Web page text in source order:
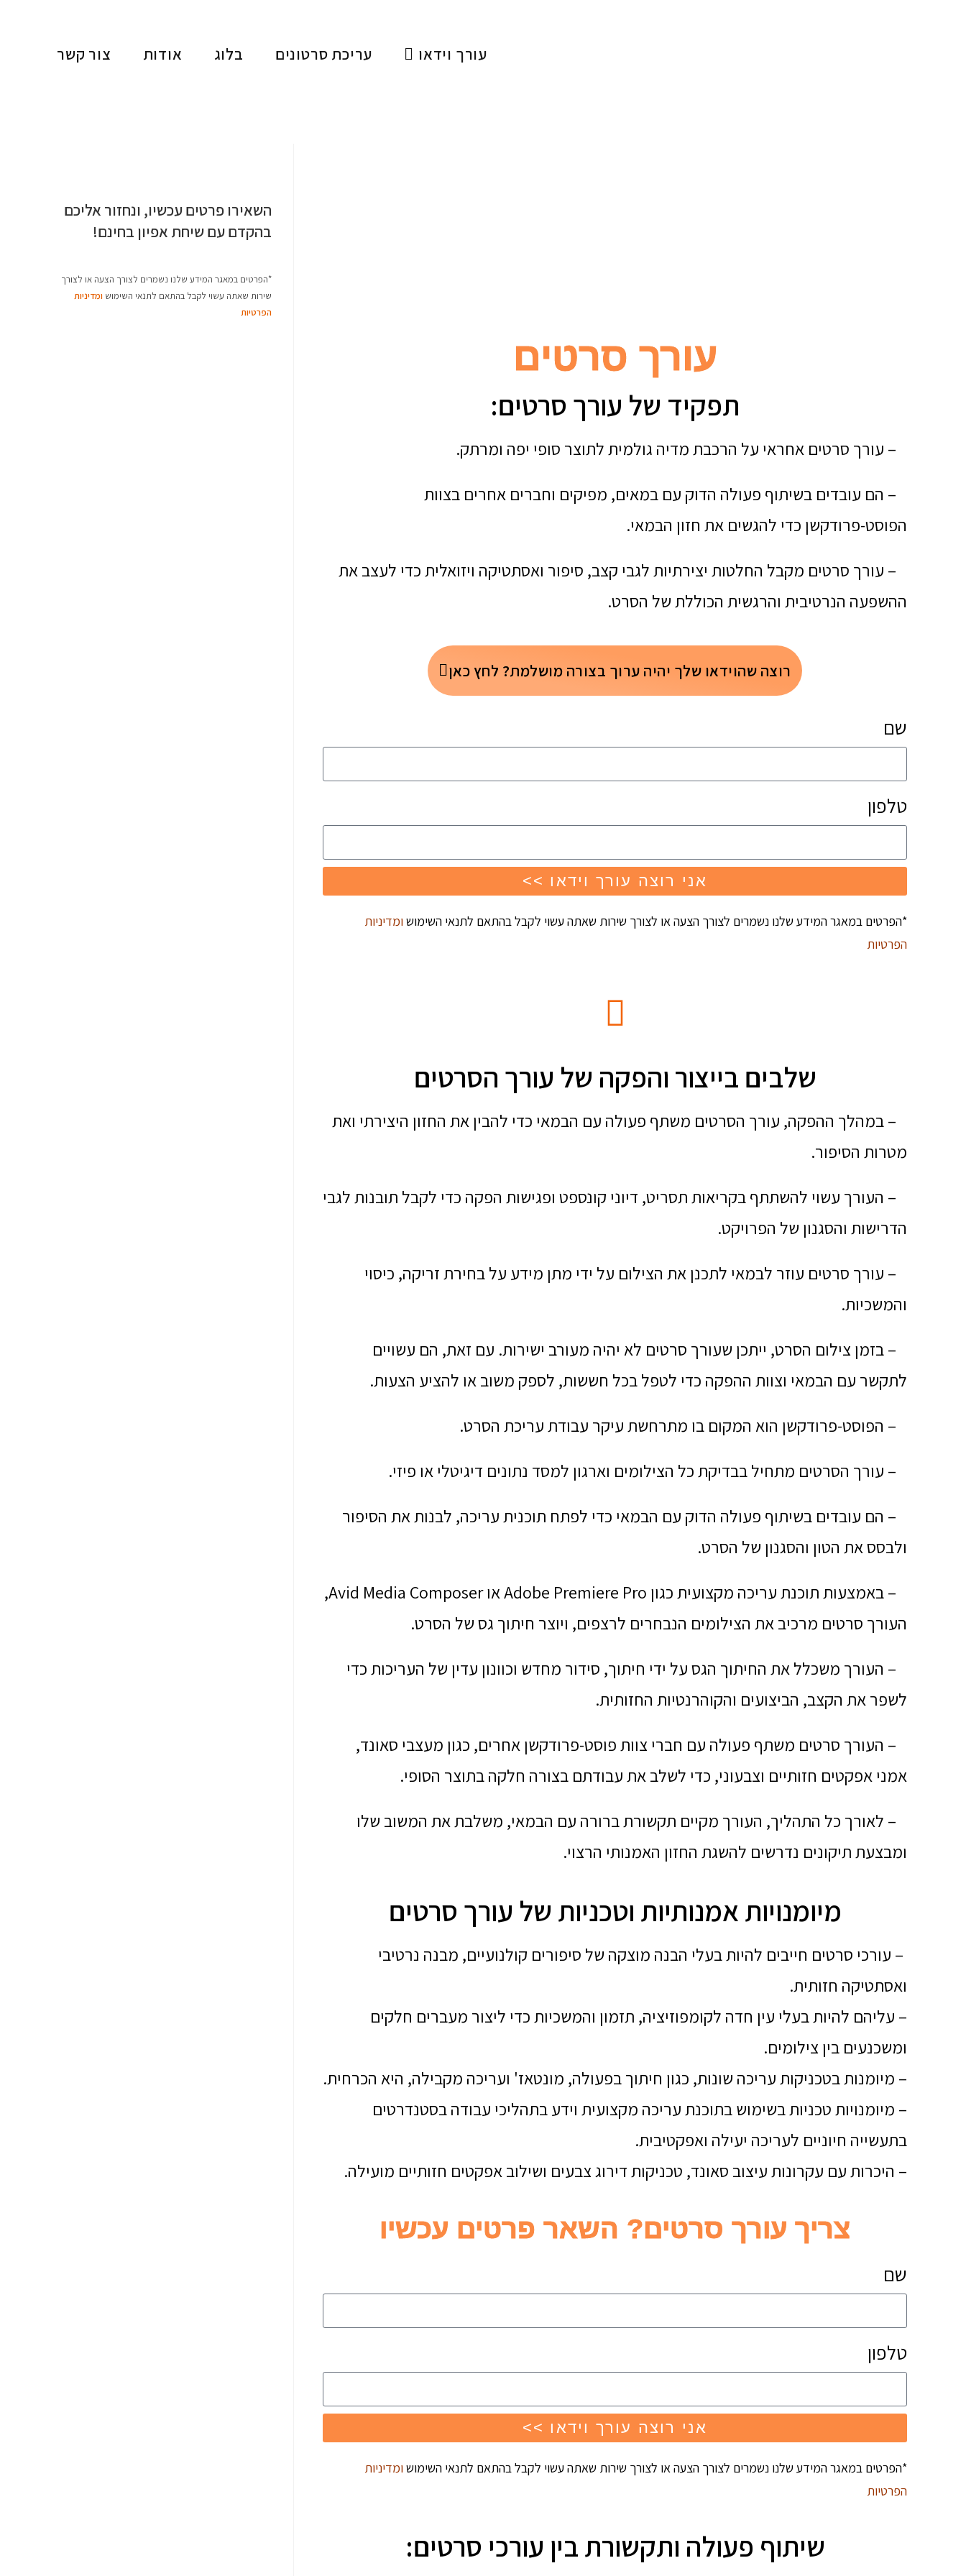
עורך וידאו עריכת סרטונים בלוג אודות צור קשר
עורך סרטים
תפקיד של עורך סרטים:
– עורך סרטים אחראי על הרכבת מדיה גולמית לתוצר סופי יפה ומרתק.
– הם עובדים בשיתוף פעולה הדוק עם במאים, מפיקים וחברים אחרים בצוות
הפוסט-פרודקשן כדי להגשים את חזון הבמאי.
– עורך סרטים מקבל החלטות יצירתיות לגבי קצב, סיפור ואסתטיקה ויזואלית כדי לעצב את
ההשפעה הנרטיבית והרגשית הכוללת של הסרט.
רוצה שהוידאו שלך יהיה ערוך בצורה מושלמת? לחץ כאן
שם
טלפון
אני רוצה עורך וידאו >>
*הפרטים במאגר המידע שלנו נשמרים לצורך הצעה או לצורך שירות שאתה עשוי לקבל בהתאם לתנאי השימושומדיניות
הפרטיות
שלבים בייצור והפקה של עורך הסרטים
– במהלך ההפקה, עורך הסרטים משתף פעולה עם הבמאי כדי להבין את החזון היצירתי ואת
מטרות הסיפור.
– העורך עשוי להשתתף בקריאות תסריט, דיוני קונספט ופגישות הפקה כדי לקבל תובנות לגבי
הדרישות והסגנון של הפרויקט.
– עורך סרטים עוזר לבמאי לתכנן את הצילום על ידי מתן מידע על בחירת זריקה, כיסוי
והמשכיות.
– בזמן צילום הסרט, ייתכן שעורך סרטים לא יהיה מעורב ישירות. עם זאת, הם עשויים
לתקשר עם הבמאי וצוות ההפקה כדי לטפל בכל חששות, לספק משוב או להציע הצעות.
– הפוסט-פרודקשן הוא המקום בו מתרחשת עיקר עבודת עריכת הסרט.
– עורך הסרטים מתחיל בבדיקת כל הצילומים וארגון למסד נתונים דיגיטלי או פיזי.
– הם עובדים בשיתוף פעולה הדוק עם הבמאי כדי לפתח תוכנית עריכה, לבנות את הסיפור
ולבסס את הטון והסגנון של הסרט.
– באמצעות תוכנת עריכה מקצועית כגון Adobe Premiere Pro או Avid Media Composer,
העורך סרטים מרכיב את הצילומים הנבחרים לרצפים, ויוצר חיתוך גס של הסרט.
– העורך משכלל את החיתוך הגס על ידי חיתוך, סידור מחדש וכוונון עדין של העריכות כדי
לשפר את הקצב, הביצועים והקוהרנטיות החזותית.
– העורך סרטים משתף פעולה עם חברי צוות פוסט-פרודקשן אחרים, כגון מעצבי סאונד,
אמני אפקטים חזותיים וצבעוני, כדי לשלב את עבודתם בצורה חלקה בתוצר הסופי.
– לאורך כל התהליך, העורך מקיים תקשורת ברורה עם הבמאי, משלבת את המשוב שלו
ומבצעת תיקונים נדרשים להשגת החזון האמנותי הרצוי.
מיומנויות אמנותיות וטכניות של עורך סרטים
– עורכי סרטים חייבים להיות בעלי הבנה מוצקה של סיפורים קולנועיים, מבנה נרטיבי
ואסתטיקה חזותית.
– עליהם להיות בעלי עין חדה לקומפוזיציה, תזמון והמשכיות כדי ליצור מעברים חלקים
ומשכנעים בין צילומים.
– מיומנות בטכניקות עריכה שונות, כגון חיתוך בפעולה, מונטאז' ועריכה מקבילה, היא הכרחית.
– מיומנויות טכניות בשימוש בתוכנת עריכה מקצועית וידע בתהליכי עבודה בסטנדרטים
בתעשייה חיוניים לעריכה יעילה ואפקטיבית.
– היכרות עם עקרונות עיצוב סאונד, טכניקות דירוג צבעים ושילוב אפקטים חזותיים מועילה.
צריך עורך סרטים? השאר פרטים עכשיו
שם
טלפון
אני רוצה עורך וידאו >>
*הפרטים במאגר המידע שלנו נשמרים לצורך הצעה או לצורך שירות שאתה עשוי לקבל בהתאם לתנאי השימושומדיניות
הפרטיות
שיתוף פעולה ותקשורת בין עורכי סרטים:
השאירו פרטים עכשיו, ונחזור אליכם
בהקדם עם שיחת אפיון בחינם!
*הפרטים במאגר המידע שלנו נשמרים לצורך הצעה או לצורך
שירות שאתה עשוי לקבל בהתאם לתנאי השימוש ומדיניות
הפרטיות